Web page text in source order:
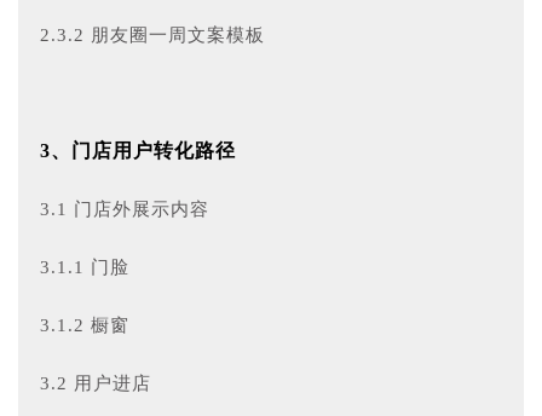
2.3.2 朋友圈一周文案模板
3、门店用户转化路径
3.1 门店外展示内容
3.1.1 门脸
3.1.2 橱窗
3.2 用户进店